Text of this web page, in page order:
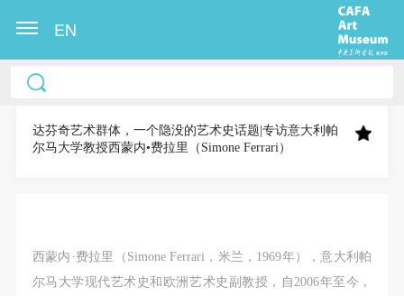
EN
达芬奇艺术群体，一个隐没的艺术史话题|专访意大利帕
尔马大学教授西蒙内•费拉里（Simone Ferrari）
西蒙内·费拉里（Simone Ferrari，米兰，1969年），意大利帕
尔马大学现代艺术史和欧洲艺术史副教授，自2006年至今，
中央美术学院美术馆出版授权协议书
称“CAFAM”），愿意将本人参与中央美术学院美术馆
公共教育部组织的公益性活动（包括美术馆会员活
它数字媒体形式公开出版，并同意编入《中国知识资
源总库》《中央美术学院资料库》《中央美术学院美
中央美术学院美术馆出版授权协议书
称“CAFAM”），愿意将本人参与中央美术学院美术馆
公共教育部组织的公益性活动（包括美术馆会员活
它数字媒体形式公开出版，并同意编入《中国知识资
源总库》《中央美术学院资料库》《中央美术学院美
中央美术学院美术馆出版授权协议书
称“CAFAM”），愿意将本人参与中央美术学院美术馆
公共教育部组织的公益性活动（包括美术馆会员活
它数字媒体形式公开出版，并同意编入《中国知识资
源总库》《中央美术学院资料库》《中央美术学院美